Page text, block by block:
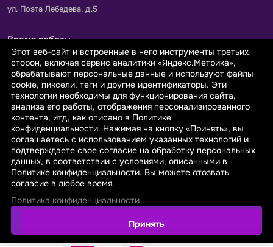
ул. Поэта Лебедева, д.5
Время работы
Пн-Пт с 9.00 до 18.00
Сб-Вс: выходной
Принимаем к оплате
© 2026 sarafanovo.com - Интернет-магазин "САРАФАНОВО"
специализируется на производстве, продаже тканей оптом и в
розницу с доставкой по Роcсии и СНГ.
Политика обработки персональных данных
Этот веб-сайт и встроенные в него инструменты третьих
сторон, включая сервис аналитики «Яндекс.Метрика»,
обрабатывают персональные данные и используют файлы
cookie, пиксели, теги и другие идентификаторы. Эти
технологии необходимы для функционирования сайта,
анализа его работы, отображения персонализированного
контента, итд, как описано в Политике
конфиденциальности. Нажимая на кнопку «Принять», вы
соглашаетесь с использованием указанных технологий и
подтверждаете свое согласие на обработку персональных
данных, в соответствии с условиями, описанными в
Политике конфиденциальности. Вы можете отозвать
согласие в любое время.
Политика конфиденциальности